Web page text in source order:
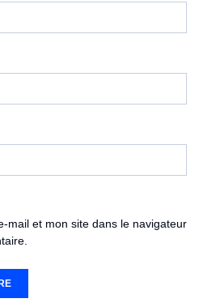
mail et mon site dans le navigateur